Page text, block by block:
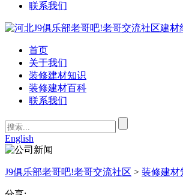
联系我们
首页
关于我们
装修建材知识
装修建材百科
联系我们
English
J9俱乐部老哥吧!老哥交流社区 > 装修建材